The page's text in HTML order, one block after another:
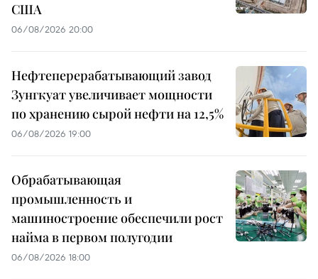
США
06/08/2026 20:00
Нефтеперерабатывающий завод
Зунгкуат увеличивает мощности
по хранению сырой нефти на 12,5%
06/08/2026 19:00
Обрабатывающая
промышленность и
машиностроение обеспечили рост
найма в первом полугодии
06/08/2026 18:00